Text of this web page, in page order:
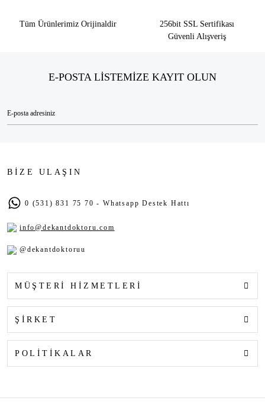
Tüm Ürünlerimiz Orijinaldir
256bit SSL Sertifikası
Güvenli Alışveriş
E-POSTA LİSTEMİZE KAYIT OLUN
BİZE ULAŞIN
0 (531) 831 75 70 - Whatsapp Destek Hattı
info@dekantdoktoru.com
@dekantdoktoruu
MÜŞTERİ HİZMETLERİ
ŞİRKET
POLİTİKALAR